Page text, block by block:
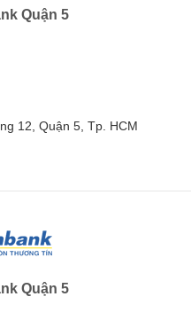
Quận 5
12, Quận 5, Tp. HCM
Quận 5